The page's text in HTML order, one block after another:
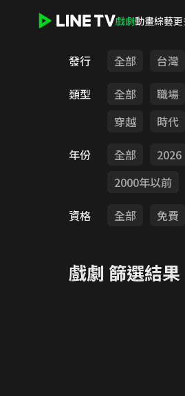
戲劇動畫綜藝
發行 全部 台灣
類型
全部 職場
穿越
時代
年份
全部 2026
2000年以前
資格
全部 免費
戲劇 篩選結果